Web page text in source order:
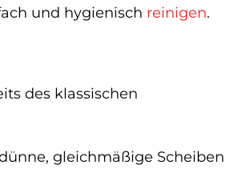
und hygienisch reinigen.
des klassischen
gleichmäßige Scheiben